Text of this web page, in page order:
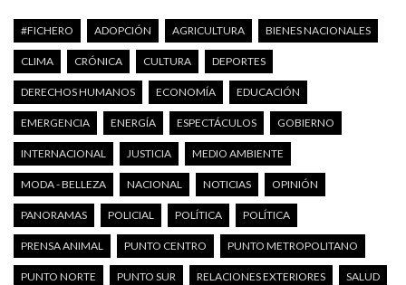
#FICHERO ADOPCIÓN AGRICULTURA BIENES NACIONALES
CLIMA CRÓNICA CULTURA DEPORTES
DERECHOS HUMANOS ECONOMÍA EDUCACIÓN
EMERGENCIA ENERGÍA ESPECTÁCULOS GOBIERNO
INTERNACIONAL JUSTICIA MEDIO AMBIENTE
MODA - BELLEZA NACIONAL NOTICIAS OPINIÓN
PANORAMAS POLICIAL POLÍTICA POLÍTICA
PRENSA ANIMAL PUNTO CENTRO PUNTO METROPOLITANO
PUNTO NORTE PUNTO SUR RELACIONES EXTERIORES SALUD